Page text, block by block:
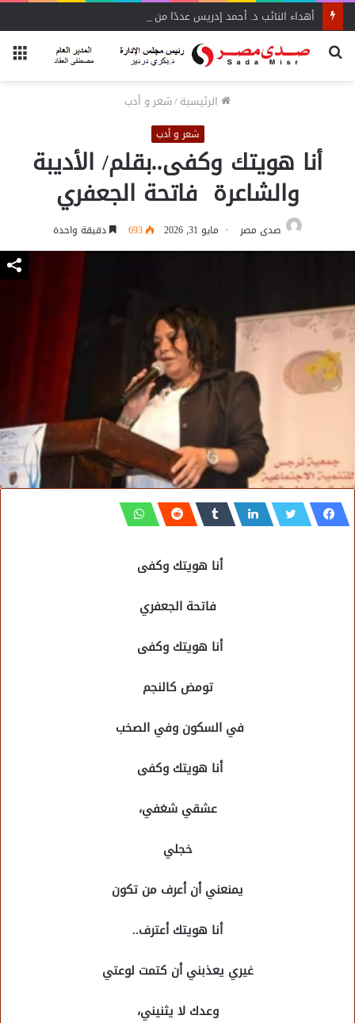
بحث
الرئيسية/شعر و أدب
شعر و أدب
أنا هويتك وكفى..بقلم/ الأديبة
والشاعرة فاتحة الجعفري
صدى مصر مايو 31, 2026 693 دقيقة واحدة
أنا هويتك وكفى
فاتحة الجعفري
أنا هويتك وكفى
تومض كالنجم
في السكون وفي الصخب
أنا هويتك وكفى
عشقي شغفي،
خجلي
يمنعني أن أعرف من تكون
أنا هويتك أعترف..
غيري يعذبني أن كتمت لوعتي
وعدك لا يثنيني،